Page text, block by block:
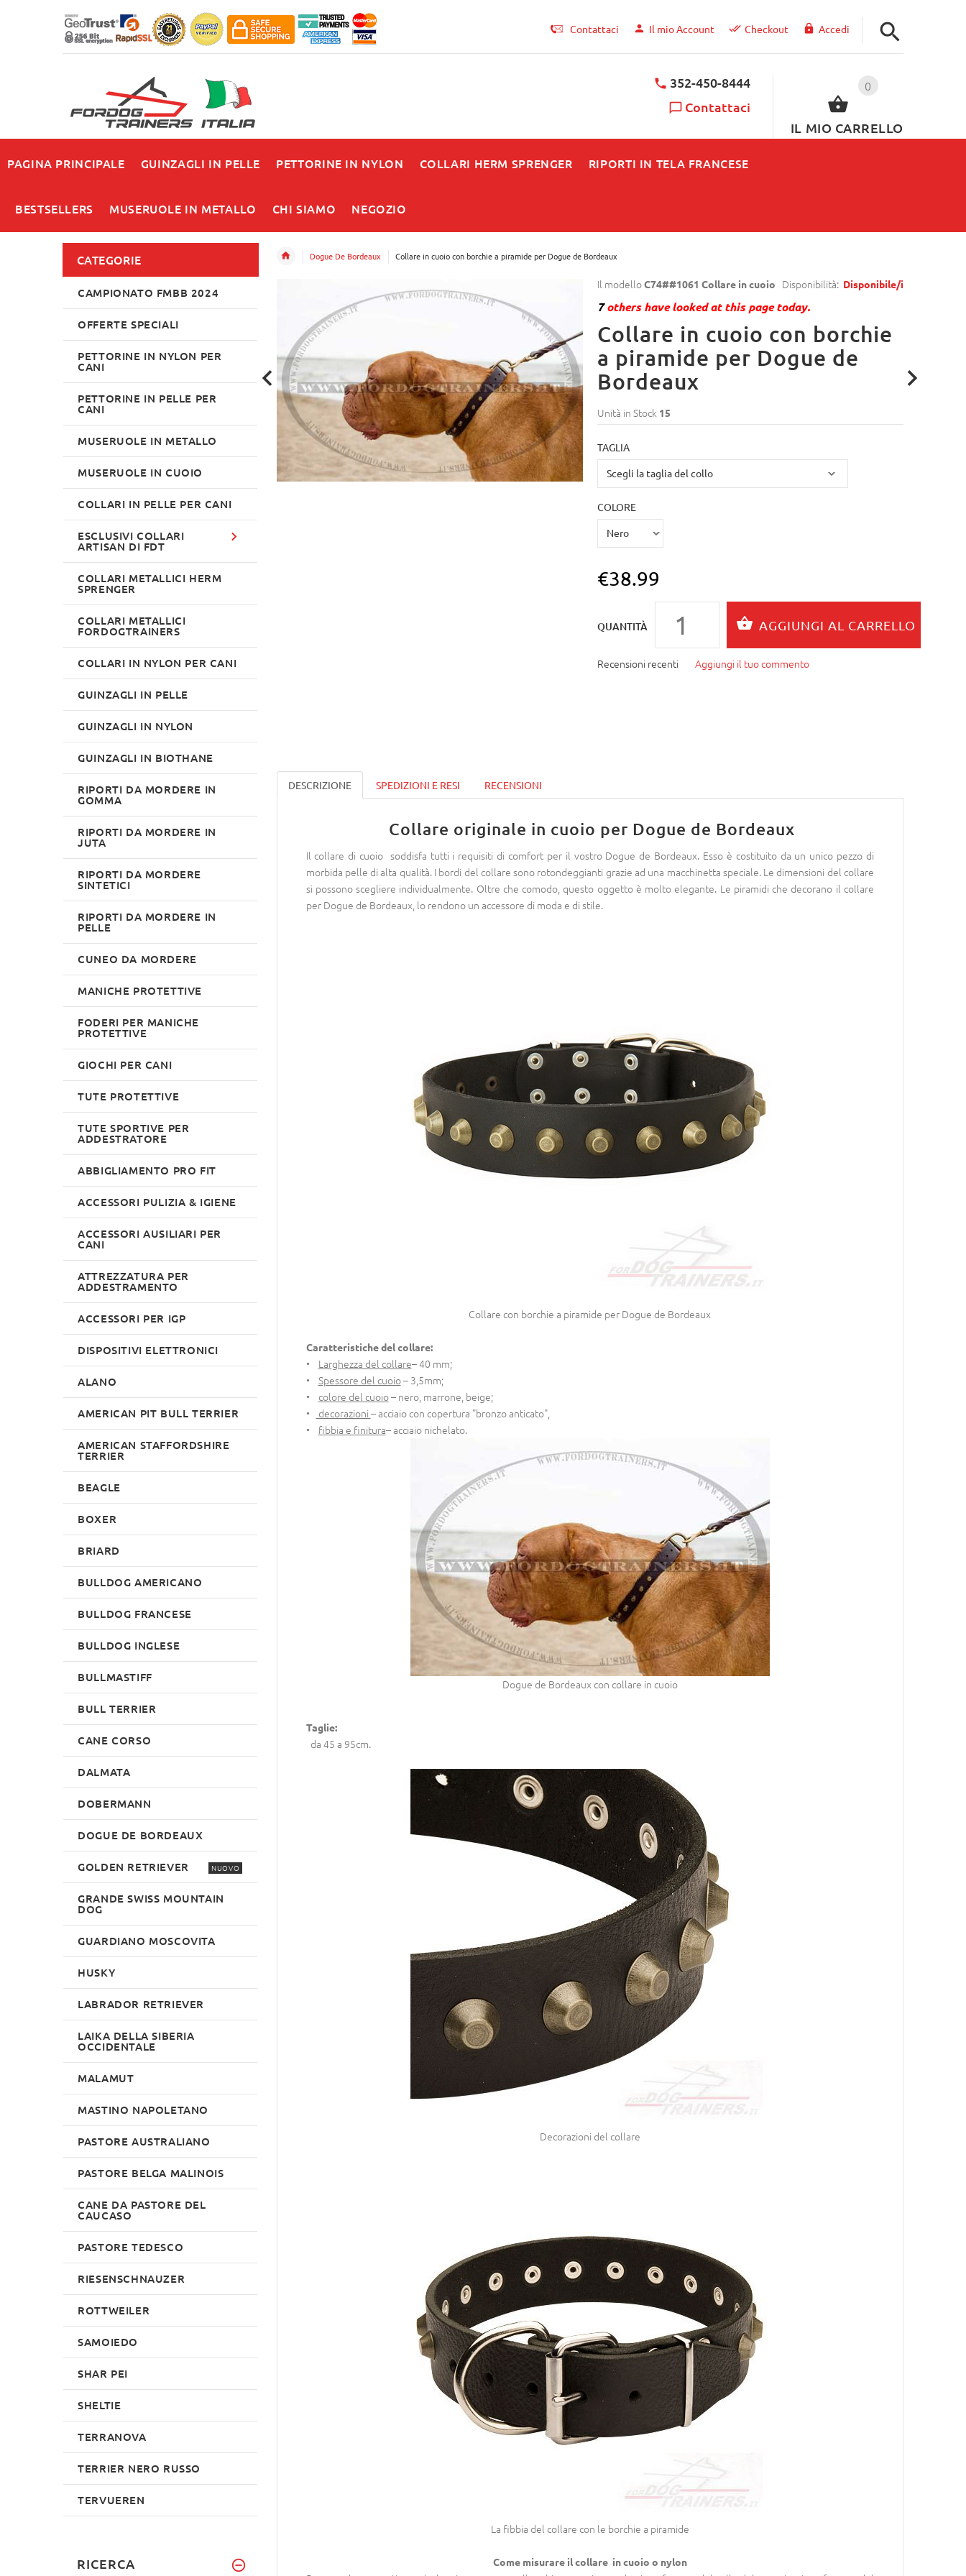
Contattaci Il mio Account Checkout Accedi
0
IL MIO CARRELLO
352-450-8444
Contattaci
PAGINA PRINCIPALE GUINZAGLI IN PELLE PETTORINE IN NYLON COLLARI HERM SPRENGER RIPORTI IN TELA FRANCESE
BESTSELLERS MUSERUOLE IN METALLO CHI SIAMO NEGOZIO
Dogue De Bordeaux Collare in cuoio con borchie a piramide per Dogue de Bordeaux
Il modelloC74##1061 Collare in cuoio Disponibilità: Disponibile/i
7others have looked at this page today.
Collare in cuoio con borchie
a piramide per Dogue de
Bordeaux
Unità in Stock 15
TAGLIA
COLORE
€38.99
QUANTITÀ
Recensioni recenti Aggiungi il tuo commento
DESCRIZIONE SPEDIZIONI E RESI RECENSIONI
Collare originale in cuoio per Dogue de Bordeaux
Il collare di cuoio soddisfa tutti i requisiti di comfort per il vostro Dogue de Bordeaux. Esso è costituito da un unico pezzo di
morbida pelle di alta qualità. I bordi del collare sono rotondeggianti grazie ad una macchinetta speciale. Le dimensioni del collare
si possono scegliere individualmente. Oltre che comodo, questo oggetto è molto elegante. Le piramidi che decorano il collare
per Dogue de Bordeaux, lo rendono un accessore di moda e di stile.
Collare con borchie a piramide per Dogue de Bordeaux
Caratteristiche del collare:
• Larghezza del collare– 40 mm;
• Spessore del cuoio– 3,5mm;
• colore del cuoio– nero, marrone, beige;
•
decorazioni – acciaio con copertura "bronzo anticato",
• fibbia e finitura– acciaio nichelato.
Dogue de Bordeaux con collare in cuoio
Taglie:
da 45 a 95cm.
Decorazioni del collare
La fibbia del collare con le borchie a piramide
Come misurare il collare in cuoio o nylon
CATEGORIE
CAMPIONATO FMBB 2024
OFFERTE SPECIALI
PETTORINE IN NYLON PER
CANI
PETTORINE IN PELLE PER
CANI
MUSERUOLE IN METALLO
MUSERUOLE IN CUOIO
COLLARI IN PELLE PER CANI
ESCLUSIVI COLLARI
ARTISAN DI FDT
COLLARI METALLICI HERM
SPRENGER
COLLARI METALLICI
FORDOGTRAINERS
COLLARI IN NYLON PER CANI
GUINZAGLI IN PELLE
GUINZAGLI IN NYLON
GUINZAGLI IN BIOTHANE
RIPORTI DA MORDERE IN
GOMMA
RIPORTI DA MORDERE IN
JUTA
RIPORTI DA MORDERE
SINTETICI
RIPORTI DA MORDERE IN
PELLE
CUNEO DA MORDERE
MANICHE PROTETTIVE
FODERI PER MANICHE
PROTETTIVE
GIOCHI PER CANI
TUTE PROTETTIVE
TUTE SPORTIVE PER
ADDESTRATORE
ABBIGLIAMENTO PRO FIT
ACCESSORI PULIZIA & IGIENE
ACCESSORI AUSILIARI PER
CANI
ATTREZZATURA PER
ADDESTRAMENTO
ACCESSORI PER IGP
DISPOSITIVI ELETTRONICI
ALANO
AMERICAN PIT BULL TERRIER
AMERICAN STAFFORDSHIRE
TERRIER
BEAGLE
BOXER
BRIARD
BULLDOG AMERICANO
BULLDOG FRANCESE
BULLDOG INGLESE
BULLMASTIFF
BULL TERRIER
CANE CORSO
DALMATA
DOBERMANN
DOGUE DE BORDEAUX
GOLDEN RETRIEVER NUOVO
GRANDE SWISS MOUNTAIN
DOG
GUARDIANO MOSCOVITA
HUSKY
LABRADOR RETRIEVER
LAIKA DELLA SIBERIA
OCCIDENTALE
MALAMUT
MASTINO NAPOLETANO
PASTORE AUSTRALIANO
PASTORE BELGA MALINOIS
CANE DA PASTORE DEL
CAUCASO
PASTORE TEDESCO
RIESENSCHNAUZER
ROTTWEILER
SAMOIEDO
SHAR PEI
SHELTIE
TERRANOVA
TERRIER NERO RUSSO
TERVUEREN
RICERCA